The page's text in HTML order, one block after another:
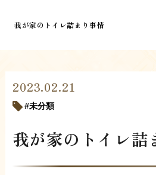
我が家のトイレ詰まり事情
2023.02.21
未分類
我が家のトイレ詰